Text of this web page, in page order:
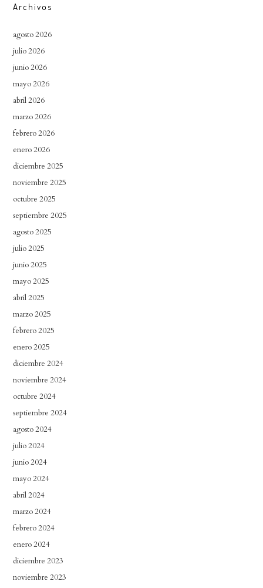
Archivos
agosto 2026
julio 2026
junio 2026
mayo 2026
abril 2026
marzo 2026
febrero 2026
enero 2026
diciembre 2025
noviembre 2025
octubre 2025
septiembre 2025
agosto 2025
julio 2025
junio 2025
mayo 2025
abril 2025
marzo 2025
febrero 2025
enero 2025
diciembre 2024
noviembre 2024
octubre 2024
septiembre 2024
agosto 2024
julio 2024
junio 2024
mayo 2024
abril 2024
marzo 2024
febrero 2024
enero 2024
diciembre 2023
noviembre 2023